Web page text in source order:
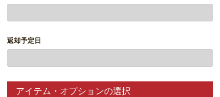
返却予定日
アイテム・オプションの選択